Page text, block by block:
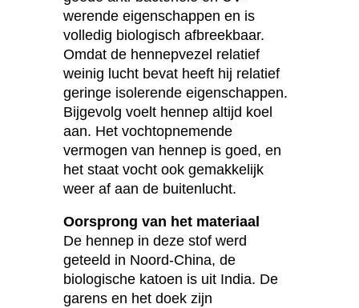
werende eigenschappen en is
volledig biologisch afbreekbaar.
Omdat de hennepvezel relatief
weinig lucht bevat heeft hij relatief
geringe isolerende eigenschappen.
Bijgevolg voelt hennep altijd koel
aan. Het vochtopnemende
vermogen van hennep is goed, en
het staat vocht ook gemakkelijk
weer af aan de buitenlucht.
Oorsprong van het materiaal
De hennep in deze stof werd
geteeld in Noord-China, de
biologische katoen is uit India. De
garens en het doek zijn